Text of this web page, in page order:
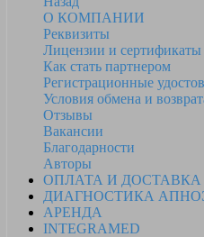
О КОМПАНИИ
Реквизиты
Лицензии и сертификаты
Как стать партнером
Регистрационные
Условия обмена и
Отзывы
Вакансии
Благодарности
Авторы
ОПЛАТА И ДОСТАВКА
ДИАГНОСТИКА
АРЕНДА
INTEGRAMED